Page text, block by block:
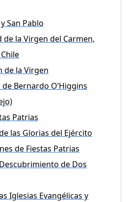
San Pablo
de la Virgen del Carmen,
de la Virgen
Bernardo O’Higgins
Patrias
las Glorias del Ejército
de Fiestas Patrias
de Dos
Iglesias Evangélicas y